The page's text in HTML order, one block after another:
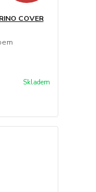
COVER
Skladem